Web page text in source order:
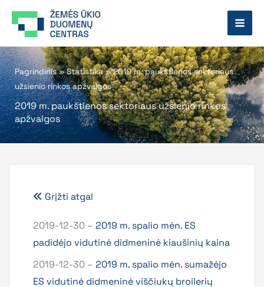
prie
Pagrindinis»Statistika»2019 m. paukštienos sektoriaus
užsienio rinkos apžvalgos
2019 m. paukštienos sektoriaus užsienio rinkos
apžvalgos
Grįžti atgal
2019-12-30 – 2019 m. spalio mėn. ES
padidėjo vidutinė didmeninė kiaušinių kaina
2019-12-30 – 2019 m. spalio mėn. sumažėjo
ES vidutinė didmeninė viščiukų broilerių